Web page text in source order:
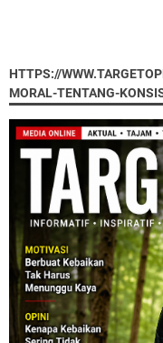
HTTPS://
MORAL-TENTANG-